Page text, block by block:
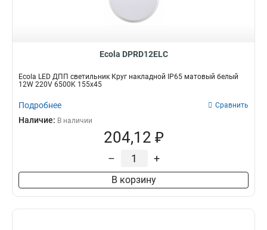
Ecola DPRD12ELC
Ecola LED ДПП светильник Круг накладной IP65 матовый белый
12W 220V 6500K 155x45
Подробнее Сравнить
Наличие: В наличии
204,12 ₽
– +
В корзину